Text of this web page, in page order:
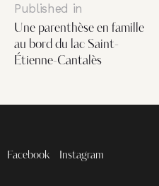
Published in
Une parenthèse en famille
au bord du lac Saint-
Étienne-Cantalès
Facebook Instagram